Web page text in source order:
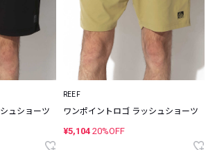
ュショーツ
REEF
ワンポイントロゴ ラッシュショーツ
¥5,104 20%OFF